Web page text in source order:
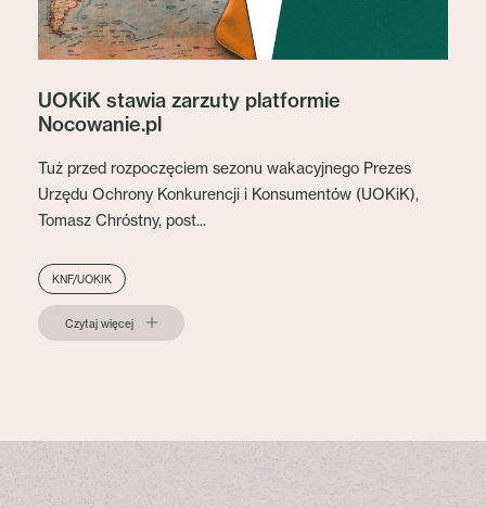
UOKiK stawia zarzuty platformie
Nocowanie.pl
Tuż przed rozpoczęciem sezonu wakacyjnego Prezes
Urzędu Ochrony Konkurencji i Konsumentów (UOKiK),
Tomasz Chróstny, post...
KNF/UOKIK
Czytaj więcej